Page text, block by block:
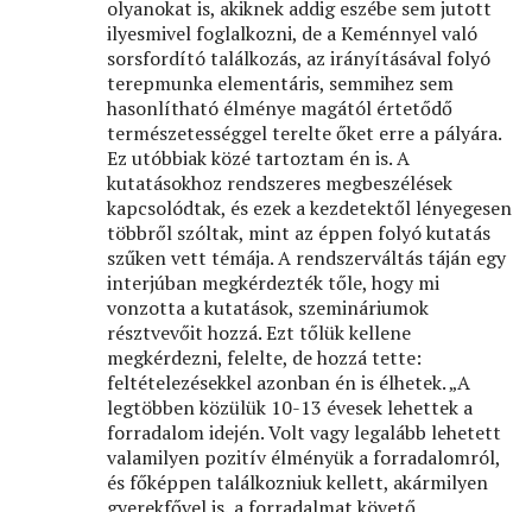
olyanokat is, akiknek addig eszébe sem jutott
ilyesmivel foglalkozni, de a Keménnyel való
sorsfordító találkozás, az irányításával folyó
terepmunka elementáris, semmihez sem
hasonlítható élménye magától értetődő
természetességgel terelte őket erre a pályára.
Ez utóbbiak közé tartoztam én is. A
kutatásokhoz rendszeres megbeszélések
kapcsolódtak, és ezek a kezdetektől lényegesen
többről szóltak, mint az éppen folyó kutatás
szűken vett témája. A rendszerváltás táján egy
interjúban megkérdezték tőle, hogy mi
vonzotta a kutatások, szemináriumok
résztvevőit hozzá. Ezt tőlük kellene
megkérdezni, felelte, de hozzá tette:
feltételezésekkel azonban én is élhetek. „A
legtöbben közülük 10-13 évesek lehettek a
forradalom idején. Volt vagy legalább lehetett
valamilyen pozitív élményük a forradalomról,
és főképpen találkozniuk kellett, akármilyen